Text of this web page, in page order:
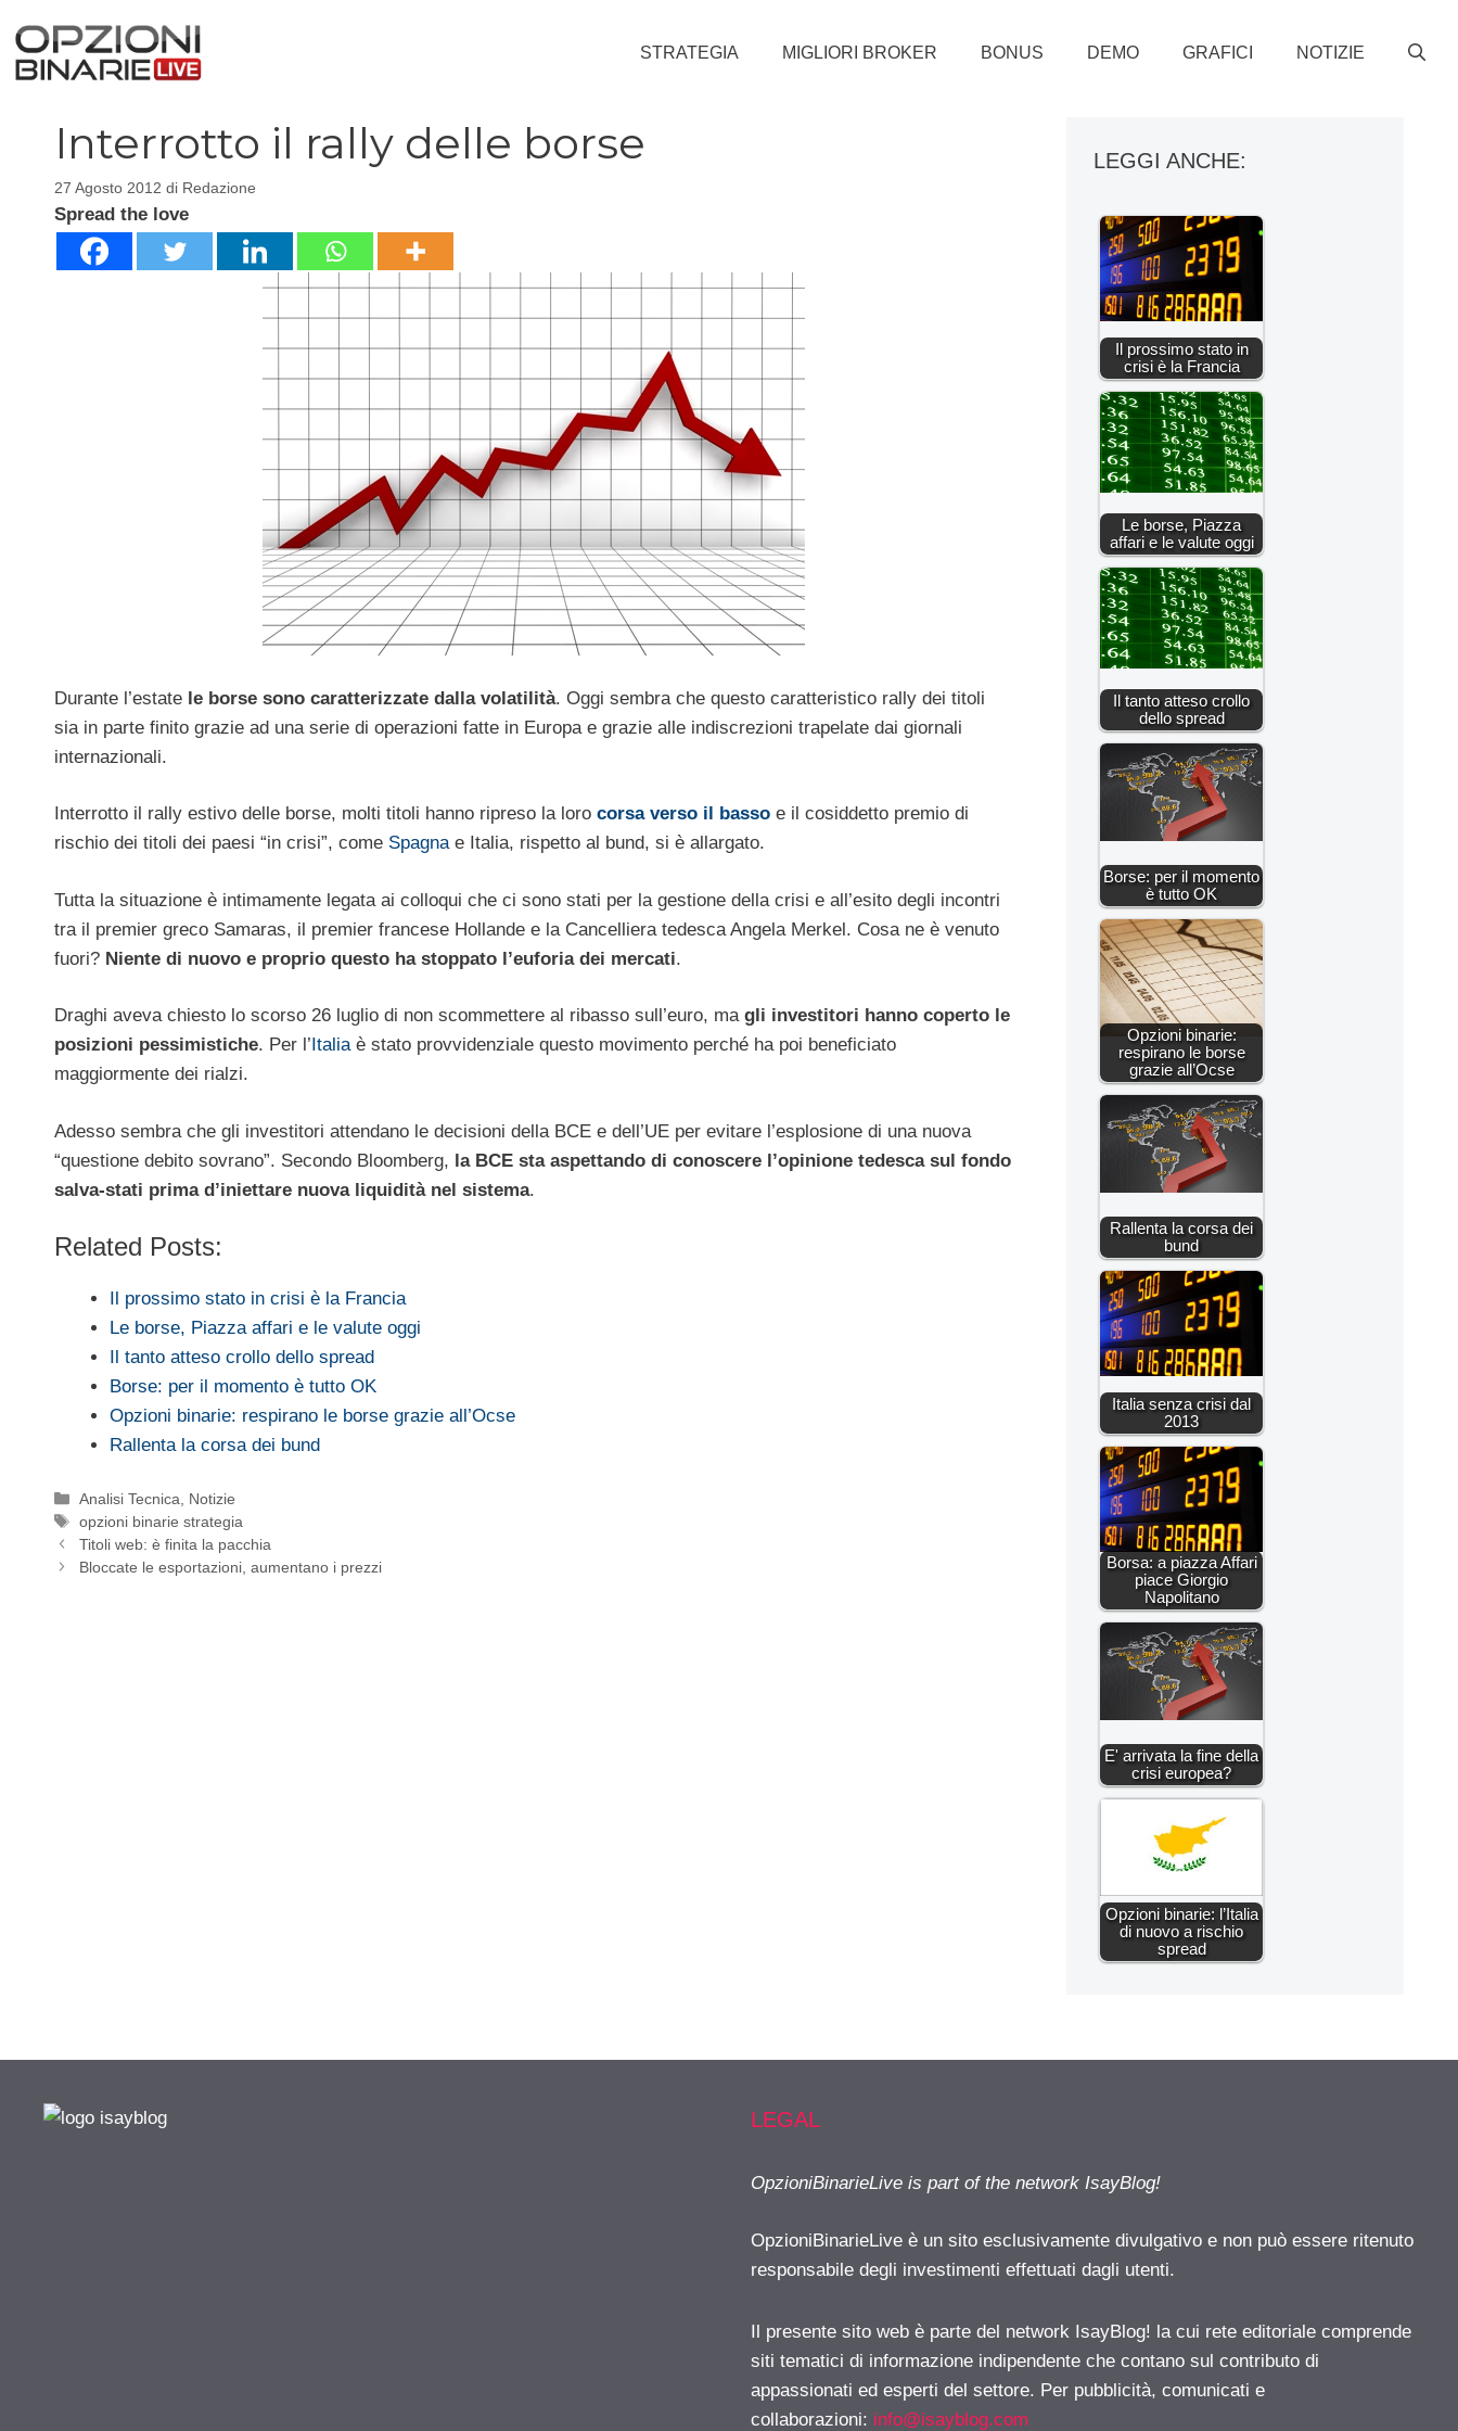
contenuto
STRATEGIA MIGLIORI BROKER BONUS DEMO GRAFICI NOTIZIE
Interrotto il rally delle borse
27 Agosto 2012 di Redazione
Spread the love
Durante l’estate le borse sono caratterizzate dalla volatilità. Oggi sembra che questo caratteristico rally dei titoli
sia in parte finito grazie ad una serie di operazioni fatte in Europa e grazie alle indiscrezioni trapelate dai giornali
internazionali.
Interrotto il rally estivo delle borse, molti titoli hanno ripreso la loro corsa verso il basso e il cosiddetto premio di
rischio dei titoli dei paesi “in crisi”, come Spagnae Italia, rispetto al bund, si è allargato.
Tutta la situazione è intimamente legata ai colloqui che ci sono stati per la gestione della crisi e all’esito degli incontri
tra il premier greco Samaras, il premier francese Hollande e la Cancelliera tedesca Angela Merkel. Cosa ne è venuto
fuori? Niente di nuovo e proprio questo ha stoppato l’euforia dei mercati.
Draghi aveva chiesto lo scorso 26 luglio di non scommettere al ribasso sull’euro, ma gli investitori hanno coperto le
posizioni pessimistiche. Per l’ Italiaè stato provvidenziale questo movimento perché ha poi beneficiato
maggiormente dei rialzi.
Adesso sembra che gli investitori attendano le decisioni della BCE e dell’UE per evitare l’esplosione di una nuova
“questione debito sovrano”. Secondo Bloomberg, la BCE sta aspettando di conoscere l’opinione tedesca sul fondo
salva-stati prima d’iniettare nuova liquidità nel sistema.
Related Posts:
Il prossimo stato in crisi è la Francia
Le borse, Piazza affari e le valute oggi
Il tanto atteso crollo dello spread
Borse: per il momento è tutto OK
Opzioni binarie: respirano le borse grazie all’Ocse
Rallenta la corsa dei bund
Categorie
Analisi Tecnica
Notizie
Tag
opzioni binarie strategia
Titoli web: è finita la pacchia
Bloccate le esportazioni, aumentano i prezzi
LEGGI ANCHE:
Il prossimo stato in
crisi è la Francia
Le borse, Piazza
affari e le valute oggi
Il tanto atteso crollo
dello spread
Borse: per il momento
è tutto OK
Opzioni binarie:
respirano le borse
grazie all’Ocse
Rallenta la corsa dei
bund
Italia senza crisi dal
2013
Borsa: a piazza Affari
piace Giorgio
Napolitano
E' arrivata la fine della
crisi europea?
Opzioni binarie: l’Italia
di nuovo a rischio
spread
LEGAL
OpzioniBinarieLive is part of the network IsayBlog!
OpzioniBinarieLive è un sito esclusivamente divulgativo e non può essere ritenuto
responsabile degli investimenti effettuati dagli utenti.
Il presente sito web è parte del network IsayBlog! la cui rete editoriale comprende
siti tematici di informazione indipendente che contano sul contributo di
appassionati ed esperti del settore. Per pubblicità, comunicati e
collaborazioni: info@isayblog.com